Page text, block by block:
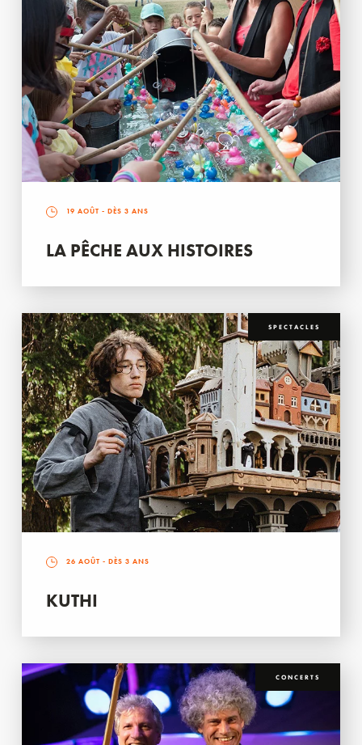
19 AOÛT - DÈS 3 ANS
LA PÊCHE AUX HISTOIRES
SPECTACLES
26 AOÛT - DÈS 3 ANS
KUTHI
CONCERTS